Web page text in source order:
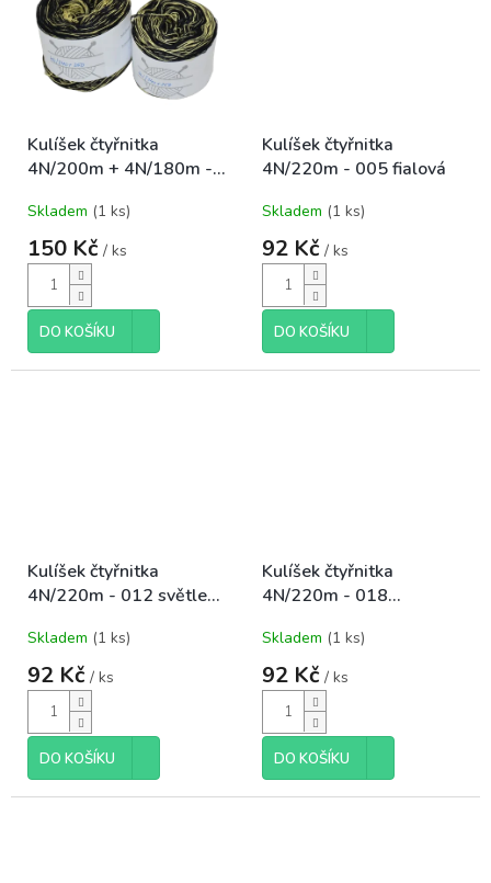
Kulíšek čtyřnitka
4N/200m + 4N/180m -
Skladem (1 ks)
150 Kč / ks
DO KOŠÍKU
Kulíšek čtyřnitka
4N/220m - 005 fialová
Skladem (1 ks)
92 Kč / ks
DO KOŠÍKU
Kulíšek čtyřnitka
4N/220m - 012 světle
Skladem (1 ks)
92 Kč / ks
DO KOŠÍKU
Kulíšek čtyřnitka
4N/220m - 018
Skladem (1 ks)
92 Kč / ks
DO KOŠÍKU